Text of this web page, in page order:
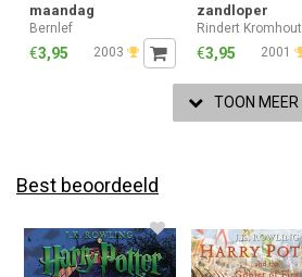
maandag
Bernlef
€3,95 2003
zandloper
Rindert Kromhout
€3,95 2001
TOON MEER
Best beoordeeld